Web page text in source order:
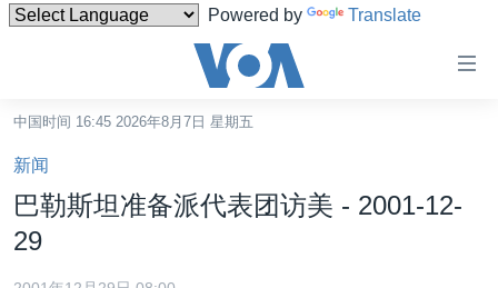
Powered by Translate
碍
链
接
跳
转
中国时间 16:45 2026年8月7日 星期五
新闻
巴勒斯坦准备派代表团访美 - 2001-12-
29